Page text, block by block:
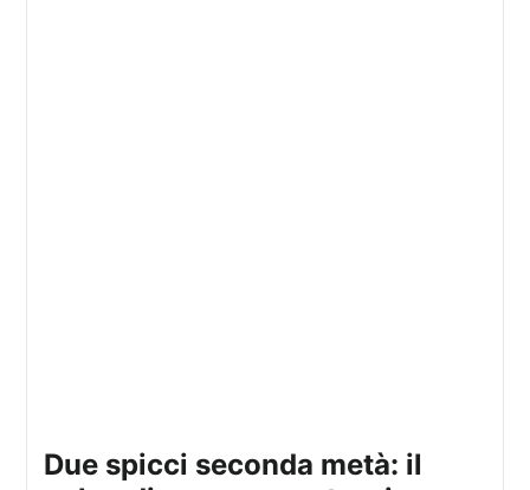
due spicci seconda metà: il